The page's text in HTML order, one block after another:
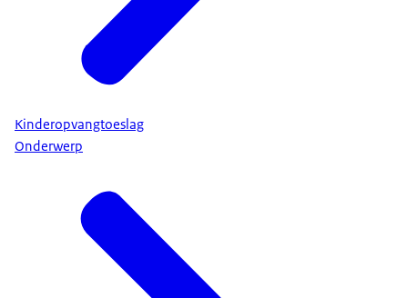
Kinderopvangtoeslag
Onderwerp